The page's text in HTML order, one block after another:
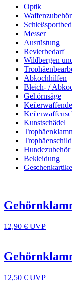
Optik
Waffenzubehör
Messer
Ausrüstung
Revierbedarf
Wildbergen
Abkochhilfen
Bleich- /
Gehörnsäge
Kunstschädel
Hundezubehör
Bekleidung
12,90 € UVP
12,50 € UVP